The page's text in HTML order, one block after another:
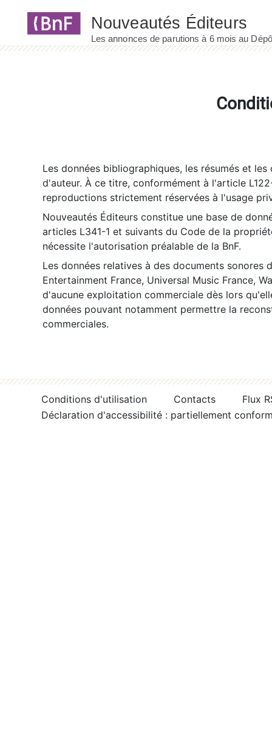
Les données bibliographiques, les résumés et
d'auteur. À ce titre, conformément à l'article
reproductions strictement réservées à l'usage
Nouveautés Éditeurs constitue une base de
articles L341-1 et suivants du Code de la
nécessite l'autorisation préalable de la BnF.
Les données relatives à des documents sonores
Entertainment France, Universal Music France,
d'aucune exploitation commerciale dès lors
données pouvant notamment permettre la
commerciales.
Conditions d'utilisation Contacts
Flux
Déclaration d'accessibilité : partiellement